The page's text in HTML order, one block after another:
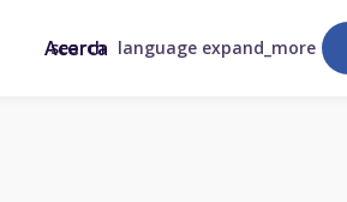
Acerca
search language expand_more